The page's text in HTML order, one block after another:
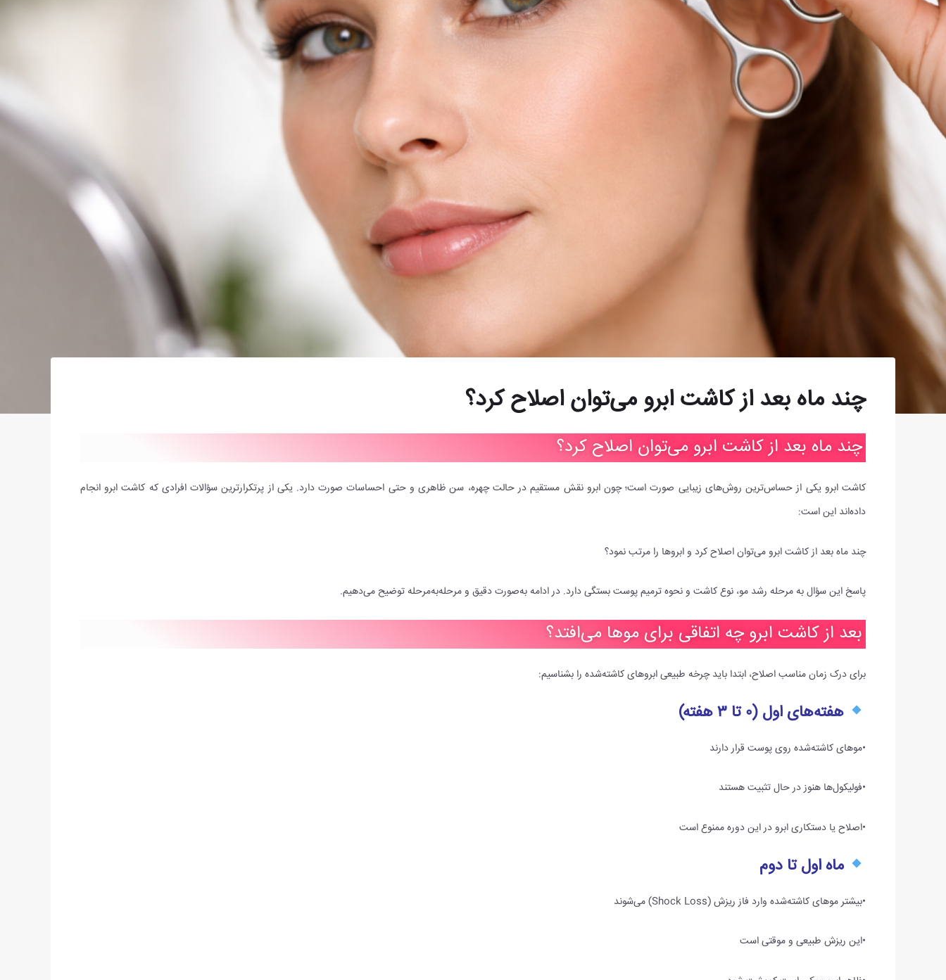
چند ماه بعد از کاشت ابرو می‌توان اصلاح کرد؟
چند ماه بعد از کاشت ابرو می‌توان اصلاح کرد؟
کاشت ابرو یکی از حساس‌ترین روش‌های زیبایی صورت است؛ چون ابرو نقش مستقیم در حالت چهره، سن ظاهری و حتی احساسات صورت دارد. یکی از پرتکرارترین سؤالات افرادی که کاشت ابرو انجام
داده‌اند این است:
چند ماه بعد از کاشت ابرو می‌توان اصلاح کرد و ابروها را مرتب نمود؟
پاسخ این سؤال به مرحله رشد مو، نوع کاشت و نحوه ترمیم پوست بستگی دارد. در ادامه به‌صورت دقیق و مرحله‌به‌مرحله توضیح می‌دهیم.
بعد از کاشت ابرو چه اتفاقی برای موها می‌افتد؟
برای درک زمان مناسب اصلاح، ابتدا باید چرخه طبیعی ابروهای کاشته‌شده را بشناسیم:
هفته‌های اول (۰ تا ۳ هفته)
•موهای کاشته‌شده روی پوست قرار دارند
•فولیکول‌ها هنوز در حال تثبیت هستند
•اصلاح یا دستکاری ابرو در این دوره ممنوع است
ماه اول تا دوم
•بیشتر موهای کاشته‌شده وارد فاز ریزش (Shock Loss) می‌شوند
•این ریزش طبیعی و موقتی است